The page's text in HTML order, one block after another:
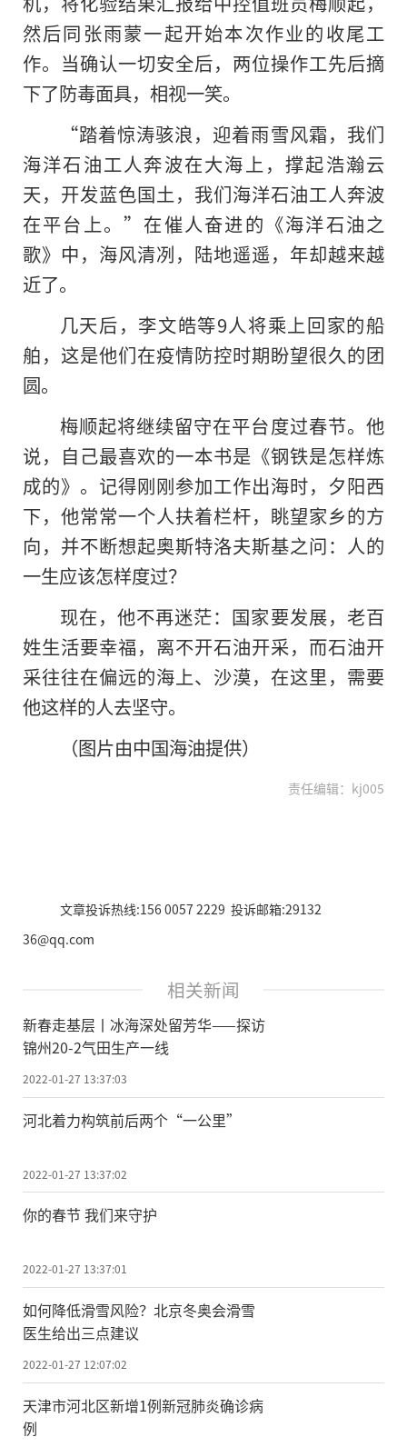
然后同张雨蒙一起开始本次作业的收尾工
作。当确认一切安全后，两位操作工先后摘
下了防毒面具，相视一笑。
“踏着惊涛骇浪，迎着雨雪风霜，我们
海洋石油工人奔波在大海上，撑起浩瀚云
天，开发蓝色国土，我们海洋石油工人奔波
在平台上。”在催人奋进的《海洋石油之
歌》中，海风清冽，陆地遥遥，年却越来越
近了。
几天后，李文皓等9人将乘上回家的船
舶，这是他们在疫情防控时期盼望很久的团
圆。
梅顺起将继续留守在平台度过春节。他
说，自己最喜欢的一本书是《钢铁是怎样炼
成的》。记得刚刚参加工作出海时，夕阳西
下，他常常一个人扶着栏杆，眺望家乡的方
向，并不断想起奥斯特洛夫斯基之问：人的
一生应该怎样度过？
现在，他不再迷茫：国家要发展，老百
姓生活要幸福，离不开石油开采，而石油开
采往往在偏远的海上、沙漠，在这里，需要
他这样的人去坚守。
（图片由中国海油提供）
责任编辑：kj005
文章投诉热线:156 0057 2229 投诉邮箱:29132
36@qq.com
相关新闻
新春走基层丨冰海深处留芳华——探访
锦州20-2气田生产一线
2022-01-27 13:37:03
河北着力构筑前后两个“一公里”
2022-01-27 13:37:02
你的春节 我们来守护
2022-01-27 13:37:01
如何降低滑雪风险？北京冬奥会滑雪
医生给出三点建议
2022-01-27 12:07:02
天津市河北区新增1例新冠肺炎确诊病
例